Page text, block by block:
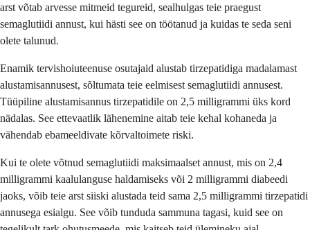
arst võtab arvesse mitmeid tegureid, sealhulgas teie praegust
semaglutiidi annust, kui hästi see on töötanud ja kuidas te seda seni
olete talunud.
Enamik tervishoiuteenuse osutajaid alustab tirzepatidiga madalamast
alustamisannusest, sõltumata teie eelmisest semaglutiidi annusest.
Tüüpiline alustamisannus tirzepatidile on 2,5 milligrammi üks kord
nädalas. See ettevaatlik lähenemine aitab teie kehal kohaneda ja
vähendab ebameeldivate kõrvaltoimete riski.
Kui te olete võtnud semaglutiidi maksimaalset annust, mis on 2,4
milligrammi kaalulanguse haldamiseks või 2 milligrammi diabeedi
jaoks, võib teie arst siiski alustada teid sama 2,5 milligrammi tirzepatidi
annusega esialgu. See võib tunduda sammuna tagasi, kuid see on